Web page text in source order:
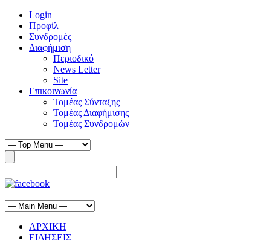
Login
Προφίλ
Συνδρομές
Διαφήμιση
Περιοδικό
News Letter
Site
Επικοινωνία
Τομέας Σύνταξης
Τομέας Διαφήμισης
Τομέας Συνδρομών
ΑΡΧΙΚΗ
ΕΙΔΗΣΕΙΣ